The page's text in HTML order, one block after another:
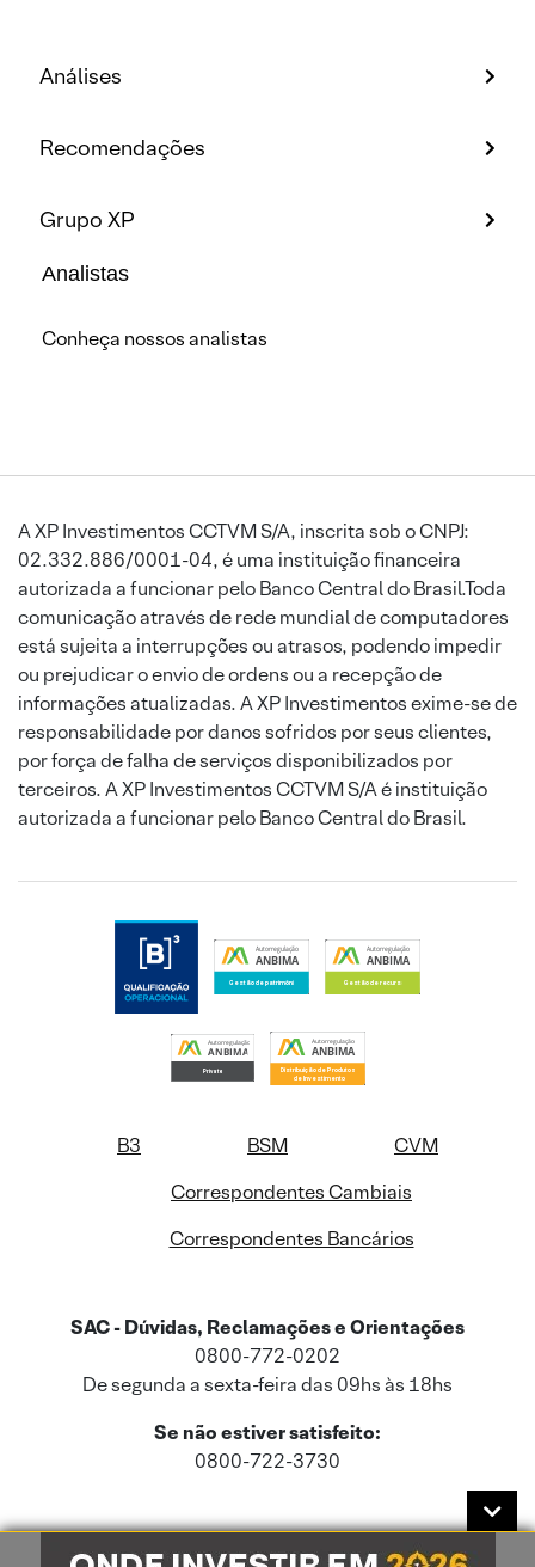
Análises
Recomendações
Grupo XP
Analistas
Conheça nossos analistas
A XP Investimentos CCTVM S/A, inscrita sob o CNPJ:
02.332.886/0001-04, é uma instituição financeira
autorizada a funcionar pelo Banco Central do Brasil.Toda
comunicação através de rede mundial de computadores
está sujeita a interrupções ou atrasos, podendo impedir
ou prejudicar o envio de ordens ou a recepção de
informações atualizadas. A XP Investimentos exime-se de
responsabilidade por danos sofridos por seus clientes,
por força de falha de serviços disponibilizados por
terceiros. A XP Investimentos CCTVM S/A é instituição
autorizada a funcionar pelo Banco Central do Brasil.
B3 BSM
CVM
Correspondentes Cambiais
Correspondentes Bancários
SAC - Dúvidas, Reclamações e Orientações
0800-772-0202
De segunda a sexta-feira das 09hs às 18hs
Se não estiver satisfeito:
0800-722-3730
Este site usa cookies e dados pessoais de acordo com a nossaPolítica de